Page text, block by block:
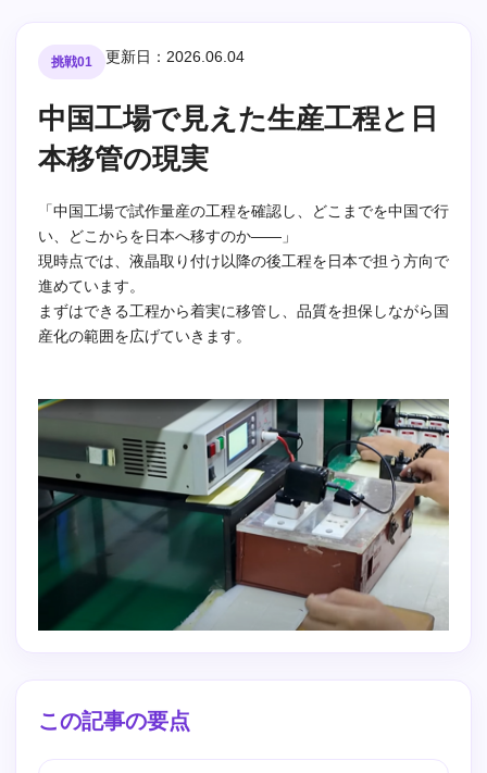
挑戦01 更新日：2026.06.04
中国工場で見えた生産工程と日
本移管の現実
「中国工場で試作量産の工程を確認し、どこまでを中国で行
い、どこからを日本へ移すのか——」
現時点では、液晶取り付け以降の後工程を日本で担う方向で
進めています。
まずはできる工程から着実に移管し、品質を担保しながら国
産化の範囲を広げていきます。
この記事の要点